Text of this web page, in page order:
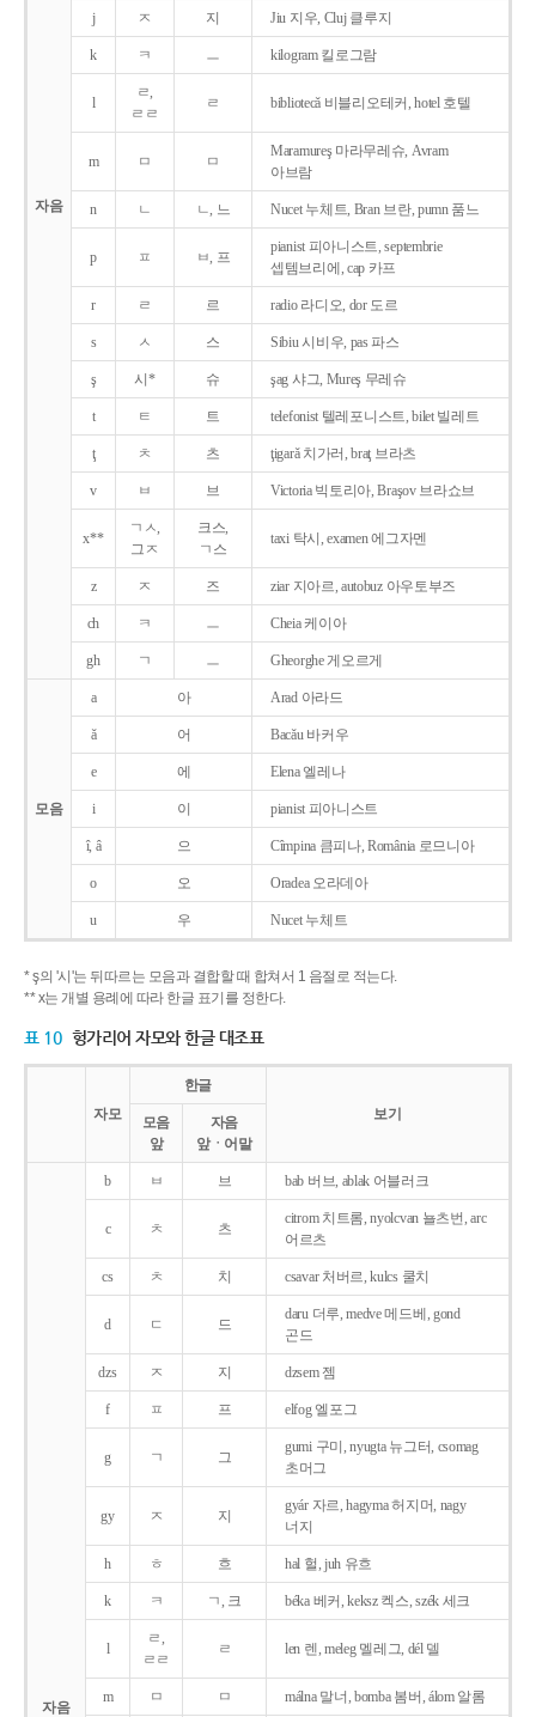
자음
j ㅈ 지 Jiu 지우, Cluj 클루지
k ㅋ ㅡ kilogram 킬로그람
l
ㄹ,
ㄹㄹ
ㄹ bibliotecǎ 비블리오테커, hotel 호텔
m ㅁ ㅁ
Maramureş 마라무레슈, Avram
아브람
n ㄴ ㄴ, 느 Nucet 누체트, Bran 브란, pumn 품느
p ㅍ ㅂ, 프
pianist 피아니스트, septembrie
셉템브리에, cap 카프
r ㄹ 르 radio 라디오, dor 도르
s ㅅ 스 Sibiu 시비우, pas 파스
ş 시* 슈 şag 샤그, Mureş 무레슈
t ㅌ 트 telefonist 텔레포니스트, bilet 빌레트
ţ ㅊ 츠 ţigarǎ 치가러, braţ 브라츠
v ㅂ 브 Victoria 빅토리아, Braşov 브라쇼브
x**
ㄱㅅ,
그ㅈ
크스,
ㄱ스
taxi 탁시, examen 에그자멘
z ㅈ 즈 ziar 지아르, autobuz 아우토부즈
ch ㅋ ㅡ Cheia 케이아
gh ㄱ ㅡ Gheorghe 게오르게
모음
a 아 Arad 아라드
ǎ 어 Bacǎu 바커우
e 에 Elena 엘레나
i 이 pianist 피아니스트
î, â 으 Cîmpina 큼피나, România 로므니아
o 오 Oradea 오라데아
u 우 Nucet 누체트
* ş의 '시'는 뒤따르는 모음과 결합할 때 합쳐서 1 음절로 적는다.
** x는 개별 용례에 따라 한글 표기를 정한다.
표 10 헝가리어 자모와 한글 대조표
자모
한글
보기
모음
앞
자음
앞ㆍ어말
자음
b ㅂ 브 bab 버브, ablak 어블러크
c ㅊ 츠
citrom 치트롬, nyolcvan 뇰츠번, arc
어르츠
cs ㅊ 치 csavar 처버르, kulcs 쿨치
d ㄷ 드
daru 더루, medve 메드베, gond
곤드
dzs ㅈ 지 dzsem 젬
f ㅍ 프 elfog 엘포그
g ㄱ 그
gumi 구미, nyugta 뉴그터, csomag
초머그
gy ㅈ 지
gyár 자르, hagyma 허지머, nagy
너지
h ㅎ 흐 hal 헐, juh 유흐
k ㅋ ㄱ, 크 béka 베커, keksz 켁스, szék 세크
l
ㄹ,
ㄹㄹ
ㄹ len 렌, meleg 멜레그, dél 델
m ㅁ ㅁ málna 말너, bomba 봄버, álom 알롬